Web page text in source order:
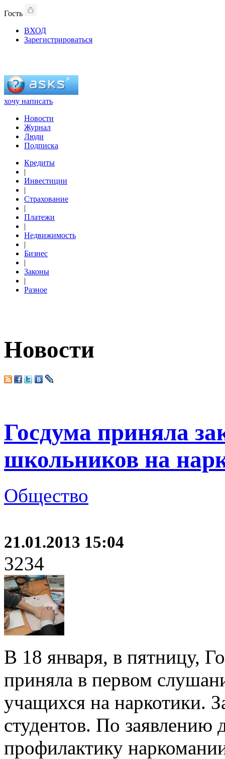
Гость
ВХОД
Зарегистрироваться
хочу написать
Новости
Журнал
Люди
Подписка
Кредиты
|
Инвестиции
|
Страхование
|
Платежи
|
Недвижимость
|
Бизнес
|
Законы
|
Разное
Новости
Госдума приняла
школьников на
Общество
21.01.2013 15:04
3234
В 18 января, в пятницу,
приняла в первом
учащихся на наркотики.
студентов. По заявлению
профилактику